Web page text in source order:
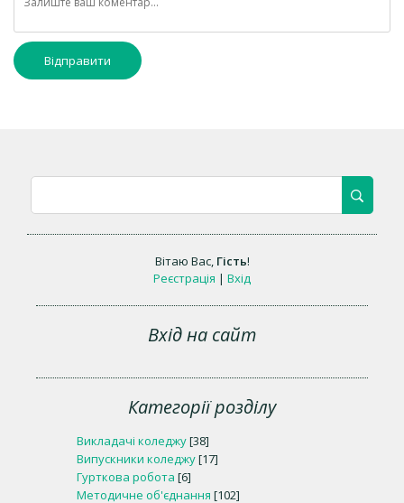
Відправити
Вітаю Вас, Гість!
Реєстрація | Вхід
Вхід на сайт
Категорії розділу
Викладачі коледжу[38]
Випускники коледжу[17]
Гурткова робота [6]
Методичне об'єднання [102]